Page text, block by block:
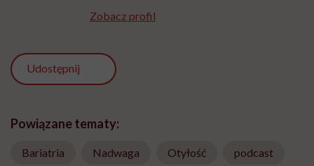
Zobacz profil
Udostępnij
Powiązane tematy:
Bariatria Nadwaga Otyłość podcast